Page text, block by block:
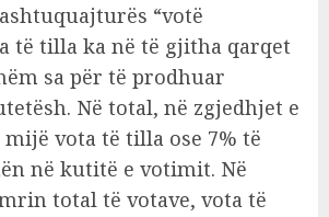
“votë
të tilla ka në të gjitha qarqet
sa për të prodhuar
Në total, në zgjedhjet e
mijë vota të tilla ose 7% të
në kutitë e votimit. Në
total të votave, vota të